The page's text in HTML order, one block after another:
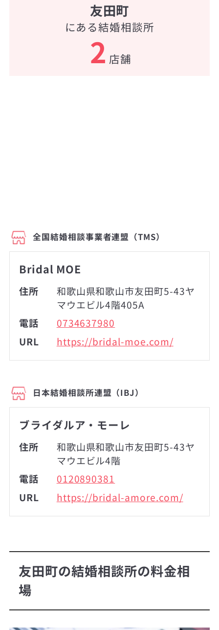
友田町
にある結婚相談所
2 店舗
全国結婚相談事業者連盟（TMS）
Bridal MOE
住所
和歌山県和歌山市友田町5-43ヤ
マウエビル4階405A
電話
0734637980
URL
https://bridal-moe.com/
日本結婚相談所連盟（IBJ）
ブライダルア・モーレ
住所
和歌山県和歌山市友田町5-43ヤ
マウエビル4階
電話
0120890381
URL
https://bridal-amore.com/
友田町の結婚相談所の料金相
場